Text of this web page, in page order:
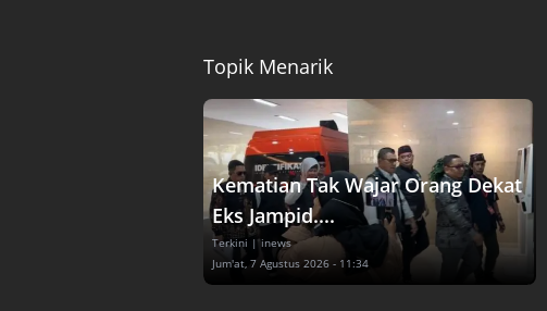
Topik Menarik
Kematian Tak Wajar Orang Dekat
Eks Jampid....
Terkini | inews
Jum'at, 7 Agustus 2026 - 11:34